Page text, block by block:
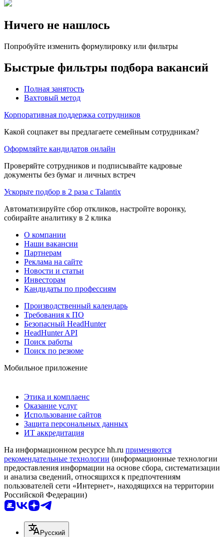
Ничего не нашлось
Попробуйте изменить формулировку или фильтры
Быстрые фильтры подбора вакансий
Полная занятость
Вахтовый метод
Корпоративная поддержка сотрудников
Какой соцпакет вы предлагаете семейным сотрудникам?
Оформляйте кандидатов онлайн
Проверяйте сотрудников и подписывайте кадровые
документы без бумаг и личных встреч
Ускорьте подбор в 2 раза с Talantix
Автоматизируйте сбор откликов, настройте воронку,
собирайте аналитику в 2 клика
О компании
Наши вакансии
Партнерам
Реклама на сайте
Новости и статьи
Инвесторам
Кандидаты по профессиям
Производственный календарь
Требования к ПО
Безопасный HeadHunter
HeadHunter API
Поиск работы
Поиск по резюме
Мобильное приложение
Этика и комплаенс
Оказание услуг
Использование сайтов
Защита персональных данных
ИТ аккредитация
На информационном ресурсе hh.ru применяются
рекомендательные технологии (информационные технологии
предоставления информации на основе сбора, систематизации
и анализа сведений, относящихся к предпочтениям
пользователей сети «Интернет», находящихся на территории
Российской Федерации)
Русский